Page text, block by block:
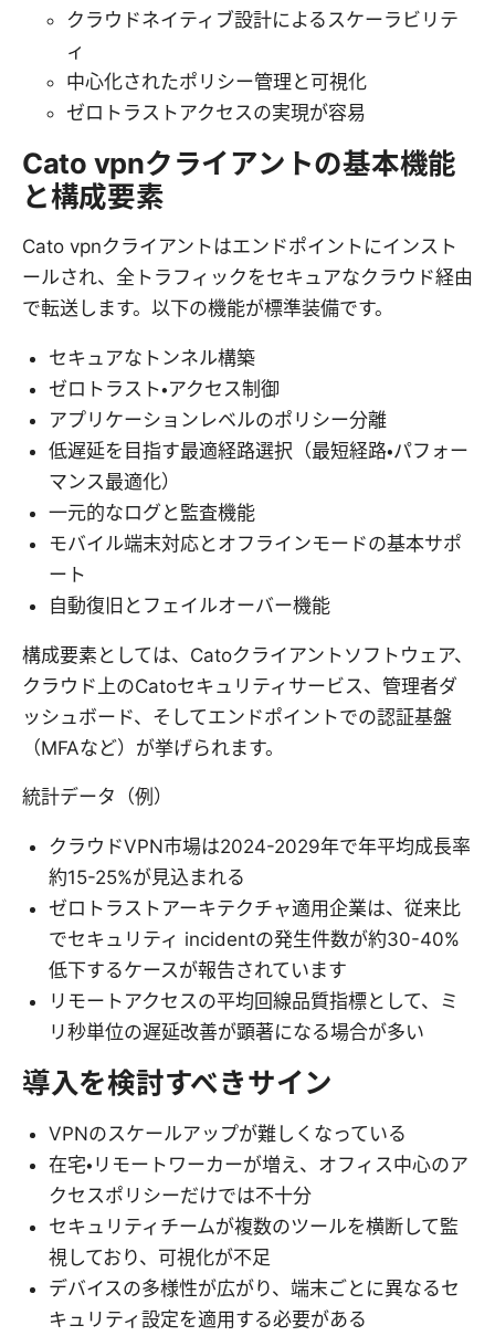
クラウドネイティブ設計によるスケーラビリテ
ィ
中心化されたポリシー管理と可視化
ゼロトラストアクセスの実現が容易
Cato vpnクライアントの基本機能
と構成要素
Cato vpnクライアントはエンドポイントにインスト
ールされ、全トラフィックをセキュアなクラウド経由
で転送します。以下の機能が標準装備です。
セキュアなトンネル構築
ゼロトラスト・アクセス制御
アプリケーションレベルのポリシー分離
低遅延を目指す最適経路選択（最短経路・パフォー
マンス最適化）
一元的なログと監査機能
モバイル端末対応とオフラインモードの基本サポ
ート
自動復旧とフェイルオーバー機能
構成要素としては、Catoクライアントソフトウェア、
クラウド上のCatoセキュリティサービス、管理者ダ
ッシュボード、そしてエンドポイントでの認証基盤
（MFAなど）が挙げられます。
統計データ（例）
クラウドVPN市場は2024-2029年で年平均成長率
約15-25%が見込まれる
ゼロトラストアーキテクチャ適用企業は、従来比
でセキュリティ incidentの発生件数が約30-40%
低下するケースが報告されています
リモートアクセスの平均回線品質指標として、ミ
リ秒単位の遅延改善が顕著になる場合が多い
導入を検討すべきサイン
VPNのスケールアップが難しくなっている
在宅・リモートワーカーが増え、オフィス中心のア
クセスポリシーだけでは不十分
セキュリティチームが複数のツールを横断して監
視しており、可視化が不足
デバイスの多様性が広がり、端末ごとに異なるセ
キュリティ設定を適用する必要がある